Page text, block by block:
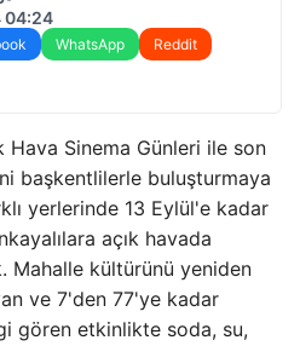
04:24
WhatsApp
Reddit
Hava Sinema Günleri ile son
başkentlilerle buluşturmaya
yerlerinde 13 Eylül'e kadar
açık havada
Mahalle kültürünü yeniden
ve 7'den 77'ye kadar
gören etkinlikte soda, su,